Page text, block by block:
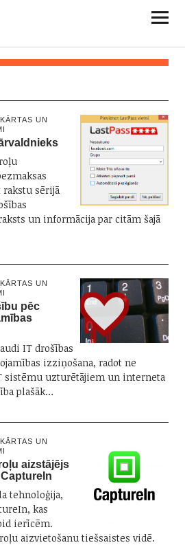
UN
rakstu sērijā
un informācija par citām šajā
UN
pēc
IT drošības
izziņošana, radot ne
sistēmu uzturētājiem un interneta
plašāk…
UN
aizstājējs
tehnoloģija,
kas
ierīcēm.
aizvietošanu tiešsaistes vidē.